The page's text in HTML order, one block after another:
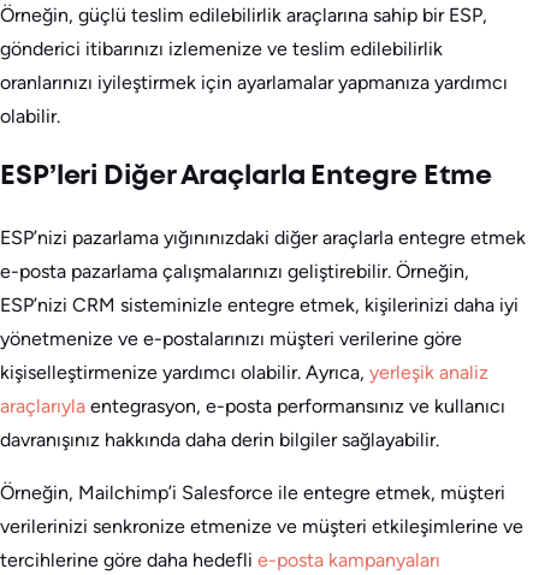
Örneğin, güçlü teslim edilebilirlik araçlarına sahip bir ESP,
gönderici itibarınızı izlemenize ve teslim edilebilirlik
oranlarınızı iyileştirmek için ayarlamalar yapmanıza yardımcı
olabilir.
ESP’leri Diğer Araçlarla Entegre Etme
ESP’nizi pazarlama yığınınızdaki diğer araçlarla entegre etmek
e-posta pazarlama çalışmalarınızı geliştirebilir. Örneğin,
ESP’nizi CRM sisteminizle entegre etmek, kişilerinizi daha iyi
yönetmenize ve e-postalarınızı müşteri verilerine göre
kişiselleştirmenize yardımcı olabilir. Ayrıca, yerleşik analiz
araçlarıyla entegrasyon, e-posta performansınız ve kullanıcı
davranışınız hakkında daha derin bilgiler sağlayabilir.
Örneğin, Mailchimp’i Salesforce ile entegre etmek, müşteri
verilerinizi senkronize etmenize ve müşteri etkileşimlerine ve
tercihlerine göre daha hedefli e-posta kampanyaları